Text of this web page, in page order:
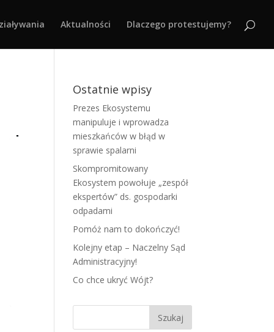
Aktualności Dlaczego protestujemy?
Ostatnie wpisy
Prezes Ekosystemu
manipuluje i wprowadza
mieszkańców w błąd w
sprawie spalarni
Skompromitowany
Ekosystem powołuje „zespół
ekspertów” ds. gospodarki
odpadami
Pomóż nam to dokończyć!
Kolejny etap – Naczelny Sąd
Administracyjny!
Co chce ukryć Wójt?